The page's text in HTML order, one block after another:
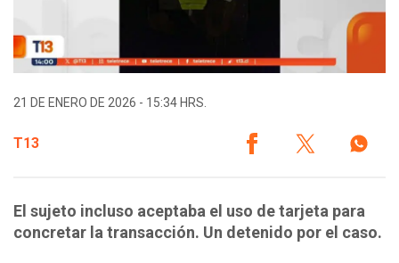
21 DE ENERO DE 2026 - 15:34 HRS.
T13
El sujeto incluso aceptaba el uso de tarjeta para
concretar la transacción. Un detenido por el caso.